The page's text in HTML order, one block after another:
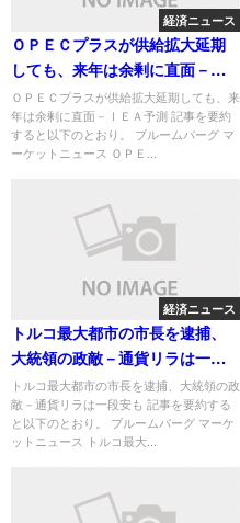
経済ニュース
ＯＰＥＣプラスが供給拡大延期
しても、来年は余剰に直面－Ｉ
ＥＡ予測
ＯＰＥＣプラスが供給拡大延期しても、来
年は余剰に直面－ＩＥＡ予測 記事を要約
すると以下のとおり。 ブルームバーグ マ
ーケットニュース ＯＰＥ...
経済ニュース
トルコ最大都市の市長を逮捕、
大統領の政敵－通貨リラは一段
安も
トルコ最大都市の市長を逮捕、大統領の政
敵－通貨リラは一段安も 記事を要約する
と以下のとおり。 ブルームバーグ マーケ
ットニュース トルコ最大...